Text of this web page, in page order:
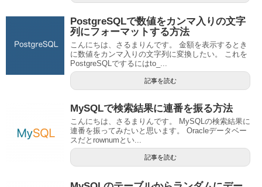
PostgreSQLで数値をカンマ入りの文字
列にフォーマットする方法
こんにちは、さるまりんです。 金額を表示するとき
に数値をカンマ入りの文字列に変換したい。 これを
PostgreSQLでするにはto_...
記事を読む
MySQLで検索結果に連番を振る方法
こんにちは、さるまりんです。 MySQLの検索結果に
連番を振ってみたいと思います。 Oracleデータベー
スだとrownumとい...
記事を読む